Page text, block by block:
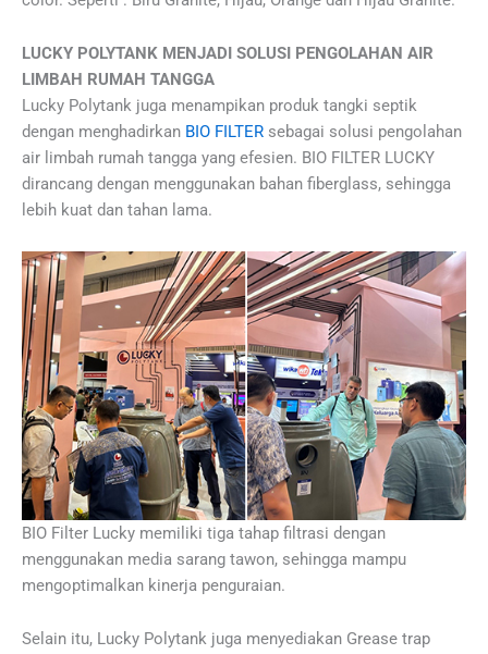
LUCKY POLYTANK MENJADI SOLUSI PENGOLAHAN AIR
LIMBAH RUMAH TANGGA
Lucky Polytank juga menampikan produk tangki septik
dengan menghadirkan BIO FILTER sebagai solusi pengolahan
air limbah rumah tangga yang efesien. BIO FILTER LUCKY
dirancang dengan menggunakan bahan fiberglass, sehingga
lebih kuat dan tahan lama.
BIO Filter Lucky memiliki tiga tahap filtrasi dengan
menggunakan media sarang tawon, sehingga mampu
mengoptimalkan kinerja penguraian.
Selain itu, Lucky Polytank juga menyediakan Grease trap